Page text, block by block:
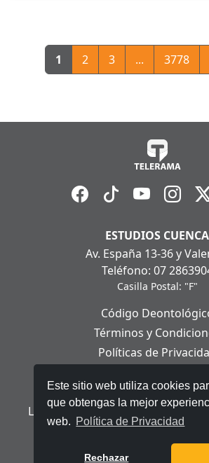
Este sitio web utiliza cookies
que obtengas la mejor
web. Política de Privacidad
Rechazar
1 2 3 ... 3778
ESTUDIOS CUENCA
Av. España 13-36 y
Teléfono: 07
Casilla Postal: "F"
Código
Términos y
Políticas de
Aviso Legal
Ley Orgánica de Protección de
© 2025 Telerama - Todos los